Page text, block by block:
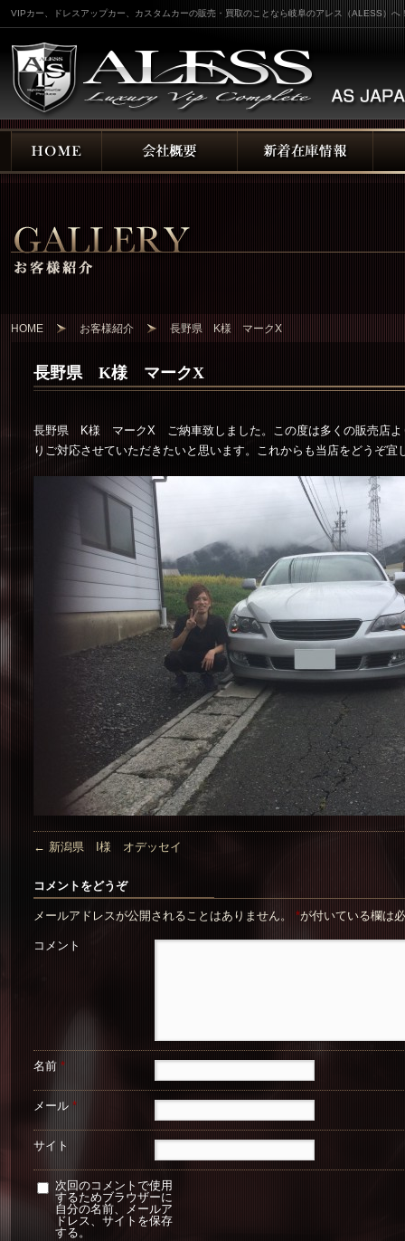
VIPカー、ドレスアップカー、カスタムカーの販売・買取のことなら岐阜のアレス（ALESS）へ
HOME お客様紹介 長野県 K様 マークX
長野県 K様 マークX
長野県 K様 マークX ご納車致しました。この度は多くの販売店よ
りご対応させていただきたいと思います。これからも当店をどうぞ
← 新潟県 I様 オデッセイ
コメントをどうぞ
メールアドレスが公開されることはありません。 *が付いている欄は
コメント
名前 *
メール *
サイト
次回のコメントで使用
するためブラウザーに
自分の名前、メールア
ドレス、サイトを保存
する。